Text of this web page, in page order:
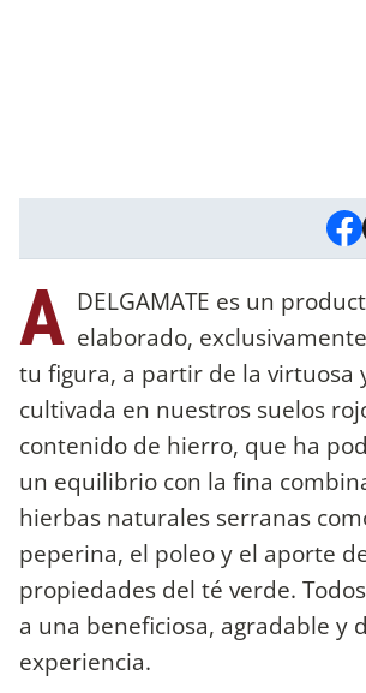
A DELGAMATE es un
elaborado,
tu figura, a partir de la virtuosa
cultivada en nuestros suelos
contenido de hierro, que ha
un equilibrio con la fina
hierbas naturales serranas
peperina, el poleo y el aporte
propiedades del té verde.
a una beneficiosa, agradable y
experiencia.